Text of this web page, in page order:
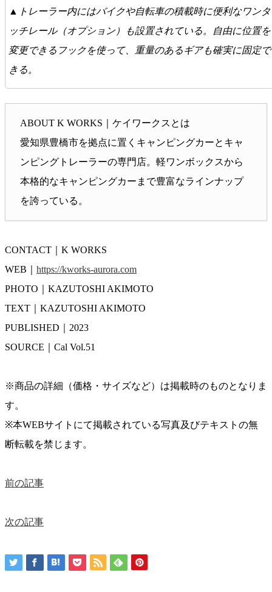
▲トレーラー内にはバイクや自転車の積載時に便利なワンタ
ッチレール（オプション）も設置されている。自由に位置を
変更できるフックを使って、重量のあるギアも確実に固定で
きる。
ABOUT K WORKS｜ケイワークスとは
愛知県豊橋市を拠点に置くキャンピングカーとキャ
ンピングトレーラーの専門店。軽ワンボックスから
本格的なキャンピングカーまで豊富なラインナップ
を誇っている。
CONTACT｜K WORKS
WEB｜ https://kworks-aurora.com
PHOTO｜KAZUTOSHI AKIMOTO
TEXT｜KAZUTOSHI AKIMOTO
PUBLISHED｜2023
SOURCE｜Cal Vol.51
※商品の詳細（価格・サイズなど）は掲載時のものとなりま
す。
※本WEBサイトにて掲載されている写真及びテキストの無
断転載を禁じます。
前の記事
次の記事